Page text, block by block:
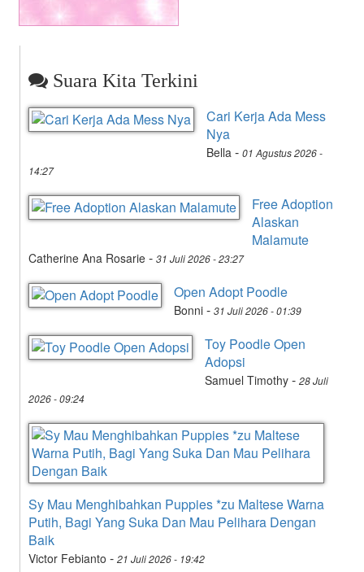
Suara Kita Terkini
Cari Kerja Ada Mess
Nya
Bella - 01 Agustus 2026 -
14:27
Free Adoption
Alaskan
Malamute
Catherine Ana Rosarie - 31 Juli 2026 - 23:27
Open Adopt Poodle
Bonni - 31 Juli 2026 - 01:39
Toy Poodle Open
Adopsi
Samuel Timothy - 28 Juli
2026 - 09:24
Sy Mau Menghibahkan Puppies *zu Maltese Warna
Putih, Bagi Yang Suka Dan Mau Pelihara Dengan
Baik
Victor Febianto - 21 Juli 2026 - 19:42